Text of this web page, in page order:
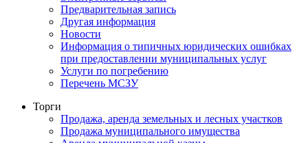
Предварительная запись
Другая информация
Новости
Информация о типичных юридических ошибках
при предоставлении муниципальных услуг
Услуги по погребению
Перечень МСЗУ
Торги
Продажа, аренда земельных и лесных участков
Продажа муниципального имущества